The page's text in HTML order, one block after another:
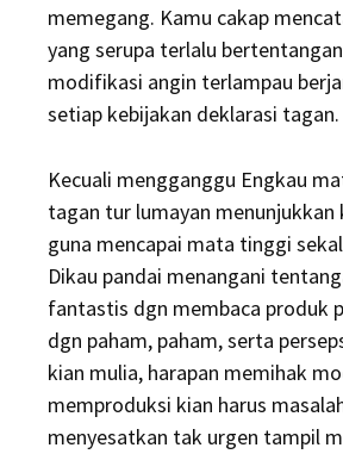
memegang. Kamu cakap
yang serupa terlalu
modifikasi angin terlampau
setiap kebijakan deklarasi tagan.
Kecuali mengganggu Engkau
tagan tur lumayan menunjukkan
guna mencapai mata tinggi
Dikau pandai menangani
fantastis dgn membaca produk
dgn paham, paham, serta
kian mulia, harapan memihak
memproduksi kian harus
menyesatkan tak urgen tampil